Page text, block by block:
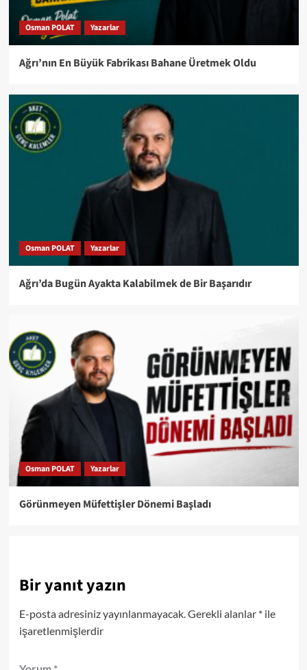
Osman POLAT Yazarlar
Ağrı’nın En Büyük Fabrikası Bahane Üretmek Oldu
Osman POLAT Yazarlar
Ağrı’da Bugün Ayakta Kalabilmek de Bir Başarıdır
Osman POLAT Yazarlar
Görünmeyen Müfettişler Dönemi Başladı
Bir yanıt yazın
E-posta adresiniz yayınlanmayacak.Gerekli alanlar *ile
işaretlenmişlerdir